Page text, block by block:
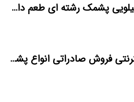
فروش کیلویی پشمک رشته ای طعم دار میوه
بازار اینترنتی فروش صادراتی انواع پشمک الیافی/شکلاتی